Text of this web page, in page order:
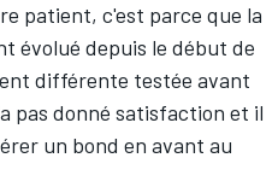
patient, c'est parce que la
évolué depuis le début de
différente testée avant
pas donné satisfaction et il
un bond en avant au